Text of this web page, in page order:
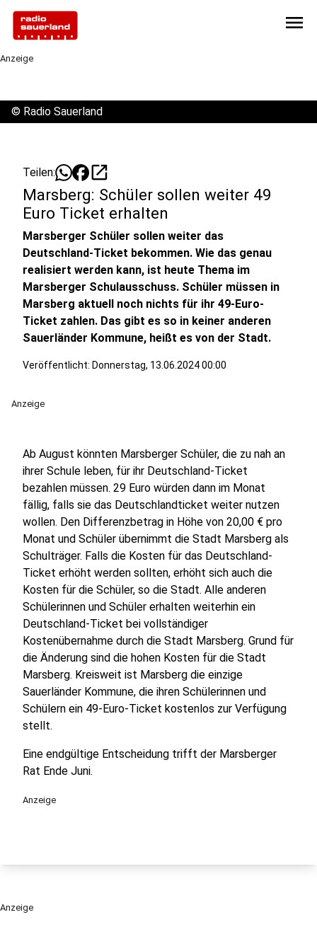
menu
Anzeige
© Radio Sauerland
Teilen: open_in_new
Marsberg: Schüler sollen weiter 49
Euro Ticket erhalten
Marsberger Schüler sollen weiter das
Deutschland-Ticket bekommen. Wie das genau
realisiert werden kann, ist heute Thema im
Marsberger Schulausschuss. Schüler müssen in
Marsberg aktuell noch nichts für ihr 49-Euro-
Ticket zahlen. Das gibt es so in keiner anderen
Sauerländer Kommune, heißt es von der Stadt.
Veröffentlicht: Donnerstag, 13.06.2024 00:00
Anzeige
Ab August könnten Marsberger Schüler, die zu nah an
ihrer Schule leben, für ihr Deutschland-Ticket
bezahlen müssen. 29 Euro würden dann im Monat
fällig, falls sie das Deutschlandticket weiter nutzen
wollen. Den Differenzbetrag in Höhe von 20,00 € pro
Monat und Schüler übernimmt die Stadt Marsberg als
Schulträger. Falls die Kosten für das Deutschland-
Ticket erhöht werden sollten, erhöht sich auch die
Kosten für die Schüler, so die Stadt. Alle anderen
Schülerinnen und Schüler erhalten weiterhin ein
Deutschland-Ticket bei vollständiger
Kostenübernahme durch die Stadt Marsberg. Grund für
die Änderung sind die hohen Kosten für die Stadt
Marsberg. Kreisweit ist Marsberg die einzige
Sauerländer Kommune, die ihren Schülerinnen und
Schülern ein 49-Euro-Ticket kostenlos zur Verfügung
stellt.
Eine endgültige Entscheidung trifft der Marsberger
Rat Ende Juni.
Anzeige
Anzeige